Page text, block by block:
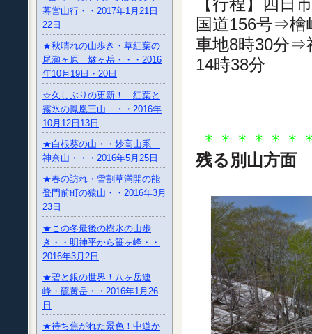
幕営山行・・2017年1月21日
22日
★秋晴れの山歩き・草紅葉の
尾瀬ヶ原 燧ヶ岳・・・2016
年10月19日・20日
☆久しぶりの更新！ 紅葉と
霧氷の鳳凰三山 ・・2016年
10月12日13日
★白根葵の山・・妙高山系
神奈山・・・2016年5月25日
★春の訪れ・雪割草満開の能
登門前町の猿山・・2016年3月
23日
★この冬最後の樹氷の山歩
き・・明神平から笹ヶ峰・・
2016年3月2日
★碧と銀の世界！八ヶ岳連
峰・硫黄岳・・2016年1月26
日
★待ち焦がれた景色！中道か
国道156号⇒
車地8時30分⇒
14時38分
＊＊＊＊＊＊
残る別山方面